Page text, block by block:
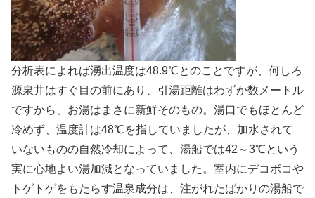
分析表によれば湧出温度は48.9℃とのことですが、何しろ
源泉井はすぐ目の前にあり、引湯距離はわずか数メートル
ですから、お湯はまさに新鮮そのもの。湯口でもほとんど
冷めず、温度計は48℃を指していましたが、加水されて
いないものの自然冷却によって、湯船では42～3℃という
実に心地よい湯加減となっていました。室内にデコボコや
トゲトゲをもたらす温泉成分は、注がれたばかりの湯船で